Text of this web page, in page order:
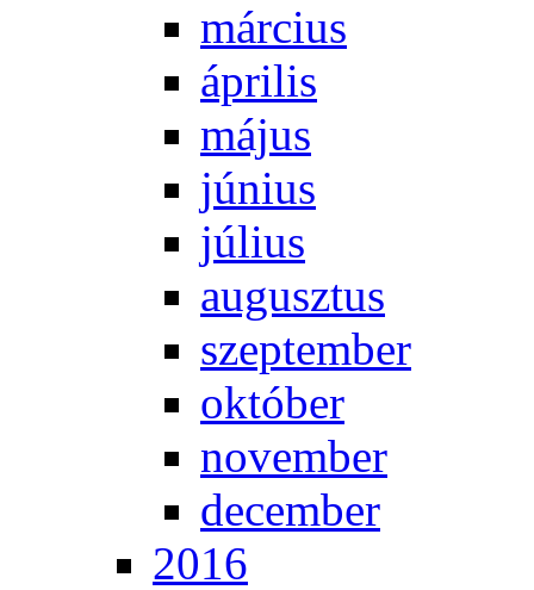
már­ci­us
áp­ri­lis
má­jus
jú­ni­us
jú­li­us
au­gusz­tus
szep­tem­ber
ok­tó­ber
no­vem­ber
de­cem­ber
2016